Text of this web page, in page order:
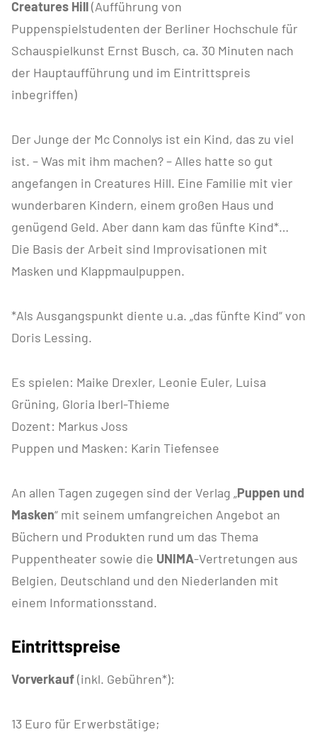
Creatures Hill(Aufführung von
Puppenspielstudenten der Berliner Hochschule für
Schauspielkunst Ernst Busch, ca. 30 Minuten nach
der Hauptaufführung und im Eintrittspreis
inbegriffen)
Der Junge der Mc Connolys ist ein Kind, das zu viel
ist. – Was mit ihm machen? – Alles hatte so gut
angefangen in Creatures Hill. Eine Familie mit vier
wunderbaren Kindern, einem großen Haus und
genügend Geld. Aber dann kam das fünfte Kind*…
Die Basis der Arbeit sind Improvisationen mit
Masken und Klappmaulpuppen.
*Als Ausgangspunkt diente u.a. „das fünfte Kind“ von
Doris Lessing.
Es spielen: Maike Drexler, Leonie Euler, Luisa
Grüning, Gloria Iberl-Thieme
Dozent: Markus Joss
Puppen und Masken: Karin Tiefensee
An allen Tagen zugegen sind der Verlag „Puppen und
Masken“ mit seinem umfangreichen Angebot an
Büchern und Produkten rund um das Thema
Puppentheater sowie die UNIMA-Vertretungen aus
Belgien, Deutschland und den Niederlanden mit
einem Informationsstand.
Eintrittspreise
Vorverkauf(inkl. Gebühren*):
13 Euro für Erwerbstätige;